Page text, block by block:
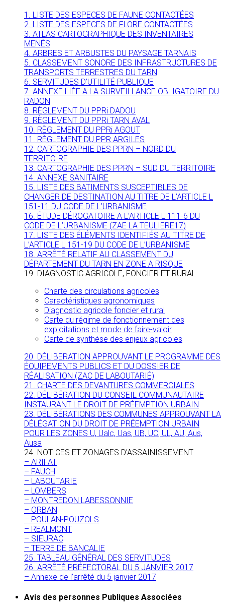
1. LISTE DES ESPECES DE FAUNE CONTACTÉES
2. LISTE DES ESPECES DE FLORE CONTACTÉES
3. ATLAS CARTOGRAPHIQUE DES INVENTAIRES
MENÉS
4. ARBRES ET ARBUSTES DU PAYSAGE TARNAIS
5. CLASSEMENT SONORE DES INFRASTRUCTURES DE
TRANSPORTS TERRESTRES DU TARN
6. SERVITUDES D’UTILITÉ PUBLIQUE
7. ANNEXE LIÉE A LA SURVEILLANCE OBLIGATOIRE DU
RADON
8. RÈGLEMENT DU PPRi DADOU
9. RÈGLEMENT DU PPRi TARN AVAL
10. RÈGLEMENT DU PPRi AGOUT
11. RÈGLEMENT DU PPR ARGILES
12. CARTOGRAPHIE DES PPRN – NORD DU
TERRITOIRE
13. CARTOGRAPHIE DES PPRN – SUD DU TERRITOIRE
14. ANNEXE SANITAIRE
15. LISTE DES BATIMENTS SUSCEPTIBLES DE
CHANGER DE DESTINATION AU TITRE DE L’ARTICLE L
151-11 DU CODE DE L’URBANISME
16. ÉTUDE DÉROGATOIRE A L’ARTICLE L 111-6 DU
CODE DE L’URBANISME (ZAE LA TEULIERE17)
17. LISTE DES ÉLÉMENTS IDENTIFIÉS AU TITRE DE
L’ARTICLE L 151-19 DU CODE DE L’URBANISME
18. ARRÊTÉ RELATIF AU CLASSEMENT DU
DÉPARTEMENT DU TARN EN ZONE A RISQUE
19. DIAGNOSTIC AGRICOLE, FONCIER ET RURAL
Charte des circulations agricoles
Caractéristiques agronomiques
Diagnostic agricole foncier et rural
Carte du régime de fonctionnement des
exploitations et mode de faire-valoir
Carte de synthèse des enjeux agricoles
20. DÉLIBERATION APPROUVANT LE PROGRAMME DES
ÉQUIPEMENTS PUBLICS ET DU DOSSIER DE
RÉALISATION (ZAC DE LABOUTARIÉ)
21. CHARTE DES DEVANTURES COMMERCIALES
22. DÉLIBÉRATION DU CONSEIL COMMUNAUTAIRE
INSTAURANT LE DROIT DE PRÉEMPTION URBAIN
23. DÉLIBÉRATIONS DES COMMUNES APPROUVANT LA
DÉLÉGATION DU DROIT DE PRÉEMPTION URBAIN
POUR LES ZONES U, Ualc, Uas, UB, UC, UL, AU, Aus,
Ausa
24. NOTICES ET ZONAGES D’ASSAINISSEMENT
– ARIFAT
– FAUCH
– LABOUTARIE
– LOMBERS
– MONTREDON LABESSONNIE
– ORBAN
– POULAN-POUZOLS
– REALMONT
– SIEURAC
– TERRE DE BANCALIE
25. TABLEAU GÉNÉRAL DES SERVITUDES
26. ARRÊTÉ PRÉFECTORAL DU 5 JANVIER 2017
– Annexe de l’arrêté du 5 janvier 2017
Avis des personnes Publiques Associées